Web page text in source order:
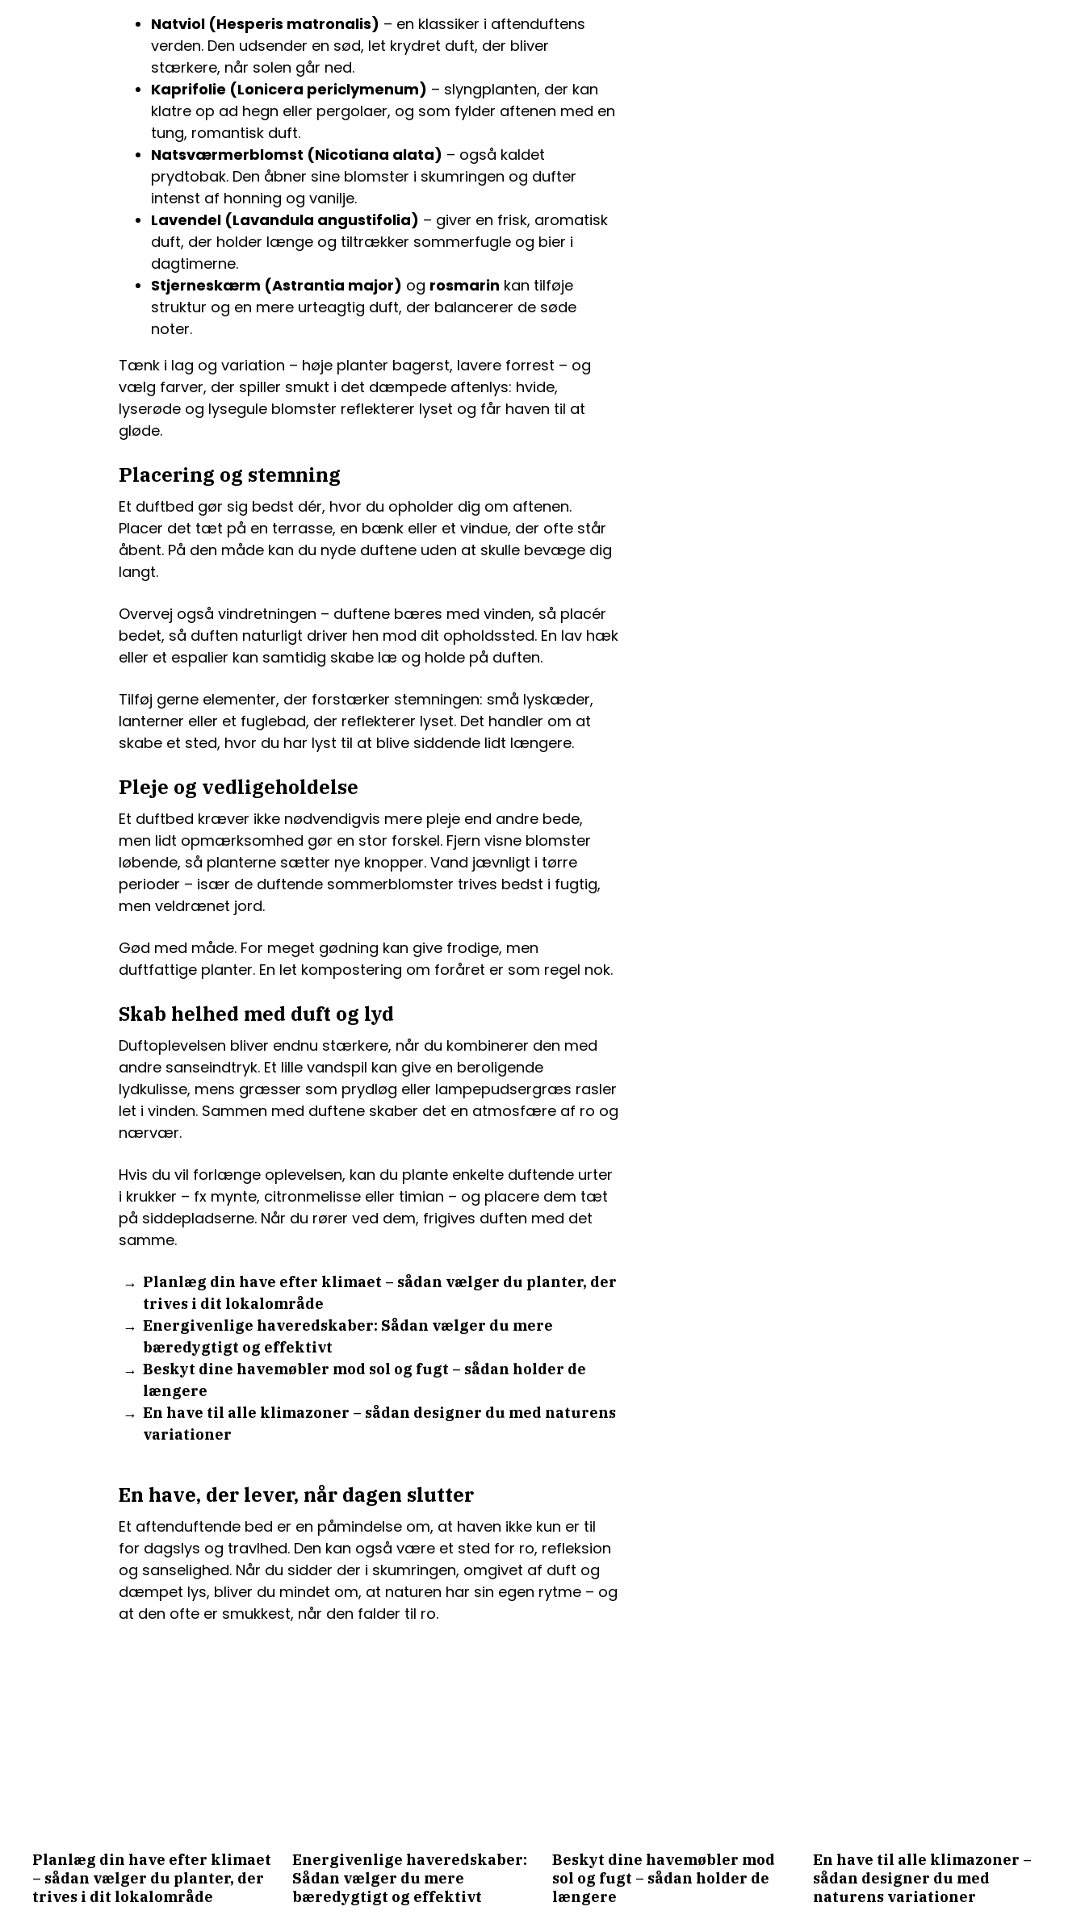
Natviol (Hesperis matronalis) – en klassiker i aftenduftens
verden. Den udsender en sød, let krydret duft, der bliver
stærkere, når solen går ned.
Kaprifolie (Lonicera periclymenum) – slyngplanten, der kan
klatre op ad hegn eller pergolaer, og som fylder aftenen med en
tung, romantisk duft.
Natsværmerblomst (Nicotiana alata) – også kaldet
prydtobak. Den åbner sine blomster i skumringen og dufter
intenst af honning og vanilje.
Lavendel (Lavandula angustifolia) – giver en frisk, aromatisk
duft, der holder længe og tiltrækker sommerfugle og bier i
dagtimerne.
Stjerneskærm (Astrantia major) og rosmarin kan tilføje
struktur og en mere urteagtig duft, der balancerer de søde
noter.
Tænk i lag og variation – høje planter bagerst, lavere forrest – og
vælg farver, der spiller smukt i det dæmpede aftenlys: hvide,
lyserøde og lysegule blomster reflekterer lyset og får haven til at
gløde.
Placering og stemning
Et duftbed gør sig bedst dér, hvor du opholder dig om aftenen.
Placer det tæt på en terrasse, en bænk eller et vindue, der ofte står
åbent. På den måde kan du nyde duftene uden at skulle bevæge dig
langt.
Overvej også vindretningen – duftene bæres med vinden, så placér
bedet, så duften naturligt driver hen mod dit opholdssted. En lav hæk
eller et espalier kan samtidig skabe læ og holde på duften.
Tilføj gerne elementer, der forstærker stemningen: små lyskæder,
lanterner eller et fuglebad, der reflekterer lyset. Det handler om at
skabe et sted, hvor du har lyst til at blive siddende lidt længere.
Pleje og vedligeholdelse
Et duftbed kræver ikke nødvendigvis mere pleje end andre bede,
men lidt opmærksomhed gør en stor forskel. Fjern visne blomster
løbende, så planterne sætter nye knopper. Vand jævnligt i tørre
perioder – især de duftende sommerblomster trives bedst i fugtig,
men veldrænet jord.
Gød med måde. For meget gødning kan give frodige, men
duftfattige planter. En let kompostering om foråret er som regel nok.
Skab helhed med duft og lyd
Duftoplevelsen bliver endnu stærkere, når du kombinerer den med
andre sanseindtryk. Et lille vandspil kan give en beroligende
lydkulisse, mens græsser som prydløg eller lampepudsergræs rasler
let i vinden. Sammen med duftene skaber det en atmosfære af ro og
nærvær.
Hvis du vil forlænge oplevelsen, kan du plante enkelte duftende urter
i krukker – fx mynte, citronmelisse eller timian – og placere dem tæt
på siddepladserne. Når du rører ved dem, frigives duften med det
samme.
Planlæg din have efter klimaet – sådan vælger du planter, der
trives i dit lokalområde
Energivenlige haveredskaber: Sådan vælger du mere
bæredygtigt og effektivt
Beskyt dine havemøbler mod sol og fugt – sådan holder de
længere
En have til alle klimazoner – sådan designer du med naturens
variationer
En have, der lever, når dagen slutter
Et aftenduftende bed er en påmindelse om, at haven ikke kun er til
for dagslys og travlhed. Den kan også være et sted for ro, refleksion
og sanselighed. Når du sidder der i skumringen, omgivet af duft og
dæmpet lys, bliver du mindet om, at naturen har sin egen rytme – og
at den ofte er smukkest, når den falder til ro.
Planlæg din have efter klimaet
– sådan vælger du planter, der
trives i dit lokalområde
Energivenlige haveredskaber:
Sådan vælger du mere
bæredygtigt og effektivt
Beskyt dine havemøbler mod
sol og fugt – sådan holder de
længere
En have til alle klimazoner –
sådan designer du med
naturens variationer